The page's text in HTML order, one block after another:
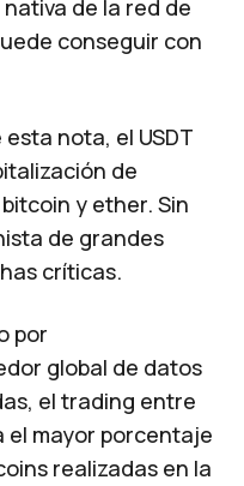
de la red de
conseguir con
nota, el USDT
de
y ether. Sin
de grandes
críticas.
por
global de datos
el trading entre
mayor porcentaje
realizadas en la